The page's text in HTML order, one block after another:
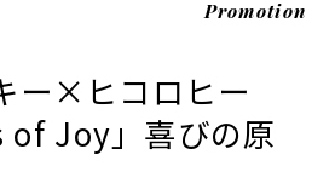
Promotion
ー×ヒコロヒー
of Joy」喜びの原